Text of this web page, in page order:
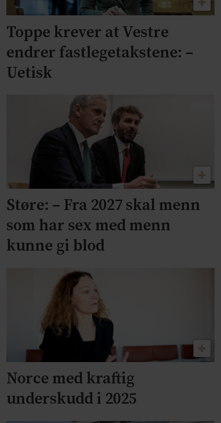
Toppe krever at Vestre
endrer fastlegetakstene: –
Uetisk
Støre: – Fra 2027 skal menn
som har sex med menn
kunne gi blod
Norce med kraftig
underskudd i 2025